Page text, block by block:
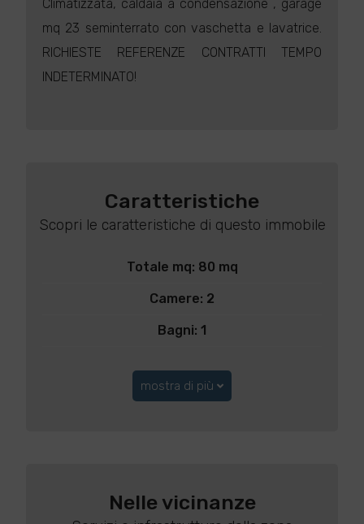
Climatizzata, caldaia a condensazione , garage
mq 23 seminterrato con vaschetta e lavatrice.
RICHIESTE REFERENZE CONTRATTI TEMPO
INDETERMINATO!
Caratteristiche
Scopri le caratteristiche di questo immobile
Totale mq: 80 mq
Camere: 2
Bagni: 1
mostra di più
Nelle vicinanze